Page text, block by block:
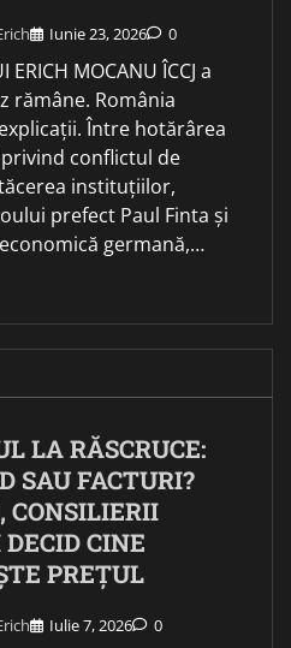
Iunie 23, 2026 0
ERICH MOCANU ÎCCJ a
rămâne. România
Între hotărârea
conflictul de
instituțiilor,
prefect Paul Finta și
germană,…
LA RĂSCRUCE:
SAU FACTURI?
CONSILIERII
CINE
PREȚUL
Iulie 7, 2026 0